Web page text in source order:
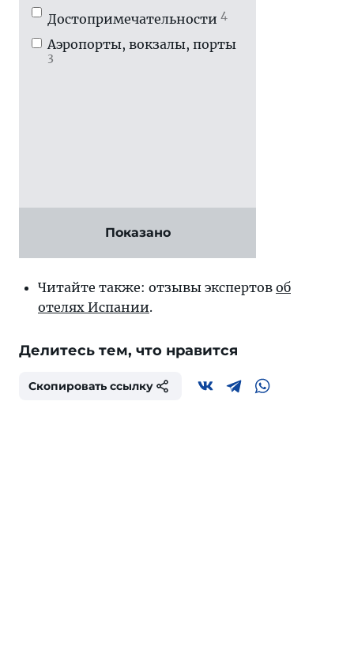
Показано
Достопримечатель­ности 4
Аэропорты, вокзалы, порты
3
Читайте также: отзывы экспертов об
отелях Испании.
Делитесь тем, что нравится
Скопировать ссылку